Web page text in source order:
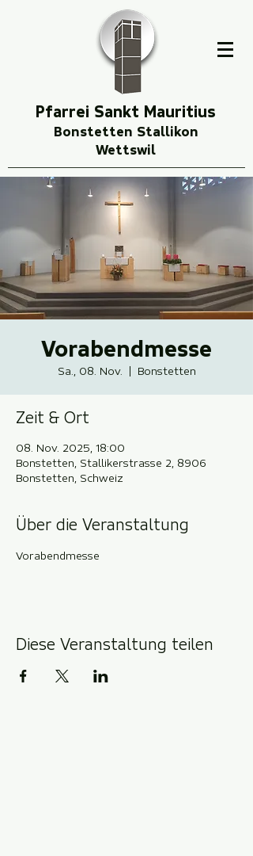
Pfarrei Sankt Mauritius
Bonstetten Stallikon
Wettswil
Vorabendmesse
Sa., 08. Nov. Bonstetten
Zeit & Ort
08. Nov. 2025, 18:00
Bonstetten, Stallikerstrasse 2, 8906
Bonstetten, Schweiz
Über die Veranstaltung
Vorabendmesse
Diese Veranstaltung teilen